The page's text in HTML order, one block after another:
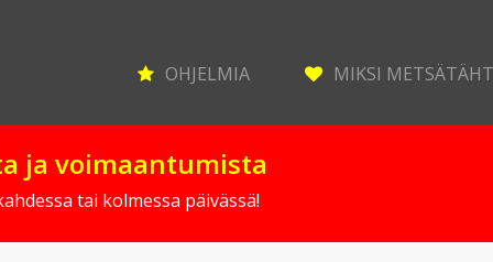
OHJELMIA MIKSI
ja voimaantumista
tai kolmessa päivässä!